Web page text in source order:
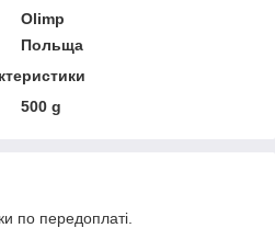
Olimp
Польща
500 g
по передоплаті.